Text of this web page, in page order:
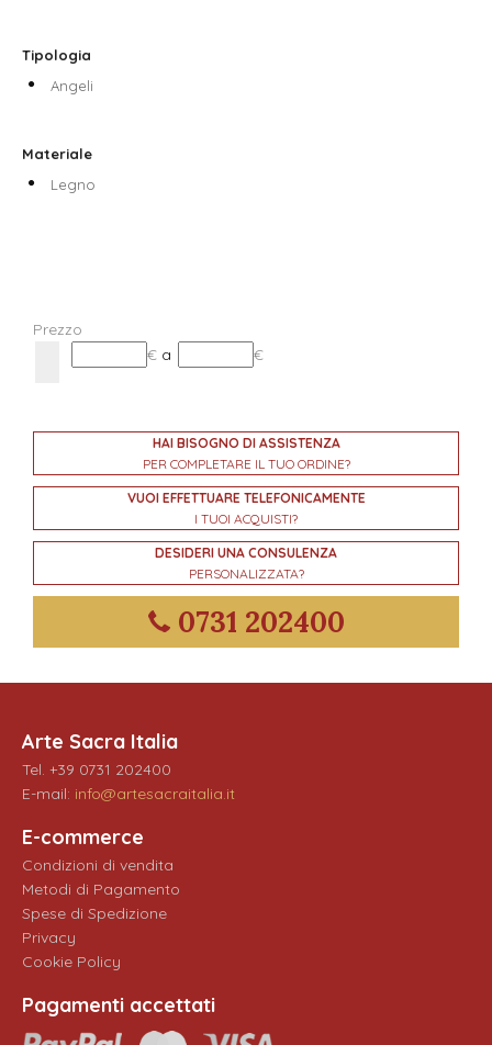
Tipologia
Angeli
Materiale
Legno
Prezzo
€ a €
HAI BISOGNO DI ASSISTENZA
PER COMPLETARE IL TUO ORDINE?
VUOI EFFETTUARE TELEFONICAMENTE
I TUOI ACQUISTI?
DESIDERI UNA CONSULENZA
PERSONALIZZATA?
0731 202400
Arte Sacra Italia
Tel. +39 0731 202400
E-mail: info@artesacraitalia.it
E-commerce
Condizioni di vendita
Metodi di Pagamento
Spese di Spedizione
Privacy
Cookie Policy
Pagamenti accettati